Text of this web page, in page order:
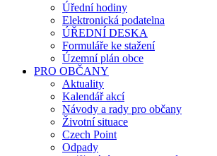
Úřední hodiny
Elektronická podatelna
ÚŘEDNÍ DESKA
Formuláře ke stažení
Územní plán obce
PRO OBČANY
Aktuality
Kalendář akcí
Návody a rady pro občany
Životní situace
Czech Point
Odpady